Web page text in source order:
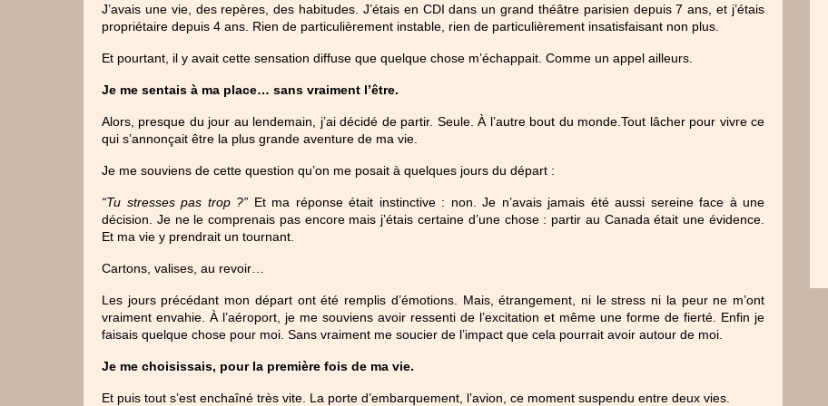
J’avais une vie, des repères, des habitudes. J’étais en CDI dans un grand théâtre parisien depuis 7 ans, et j’étais
propriétaire depuis 4 ans. Rien de particulièrement instable, rien de particulièrement insatisfaisant non plus.
Et pourtant, il y avait cette sensation diffuse que quelque chose m’échappait. Comme un appel ailleurs.
Je me sentais à ma place… sans vraiment l’être.
Alors, presque du jour au lendemain, j’ai décidé de partir. Seule. À l’autre bout du monde.Tout lâcher pour vivre ce
qui s’annonçait être la plus grande aventure de ma vie.
Je me souviens de cette question qu’on me posait à quelques jours du départ :
“Tu stresses pas trop ?” Et ma réponse était instinctive : non. Je n’avais jamais été aussi sereine face à une
décision. Je ne le comprenais pas encore mais j’étais certaine d’une chose : partir au Canada était une évidence.
Et ma vie y prendrait un tournant.
Cartons, valises, au revoir…
Les jours précédant mon départ ont été remplis d’émotions. Mais, étrangement, ni le stress ni la peur ne m’ont
vraiment envahie. À l’aéroport, je me souviens avoir ressenti de l’excitation et même une forme de fierté. Enfin je
faisais quelque chose pour moi. Sans vraiment me soucier de l’impact que cela pourrait avoir autour de moi.
Je me choisissais, pour la première fois de ma vie.
Et puis tout s’est enchaîné très vite. La porte d’embarquement, l’avion, ce moment suspendu entre deux vies.